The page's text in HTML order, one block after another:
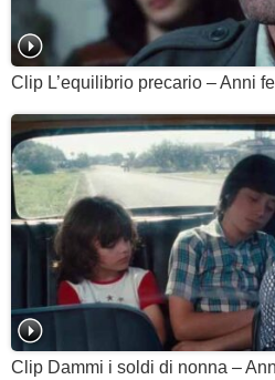
Clip L’equilibrio precario – Anni
Clip Dammi i soldi di nonna –